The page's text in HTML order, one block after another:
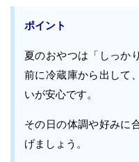
ポイント
夏のおやつは「しっか
前に冷蔵庫から出して
いが安心です。
その日の体調や好みに
げましょう。